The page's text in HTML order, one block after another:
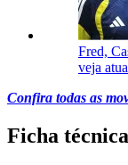
Fred,
veja
Confira todas as
Ficha